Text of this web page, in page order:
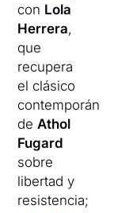
con Lola
Herrera,
que
recupera
el clásico
contemporáneo
deAthol
Fugard
sobre
libertad y
resistencia;